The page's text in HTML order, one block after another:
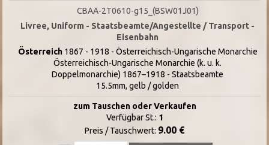
CBAA-2T0610-g15_(BSW01J01)
Livree, Uniform - Staatsbeamte/Angestellte / Transport -
Eisenbahn
Österreich1867 - 1918 - Österreichisch-Ungarische Monarchie
Österreichisch-Ungarische Monarchie (k. u. k.
Doppelmonarchie) 1867–1918 - Staatsbeamte
15.5mm, gelb / golden
zum Tauschen oder Verkaufen
Verfügbar St.: 1
Preis / Tauschwert: 9.00 €